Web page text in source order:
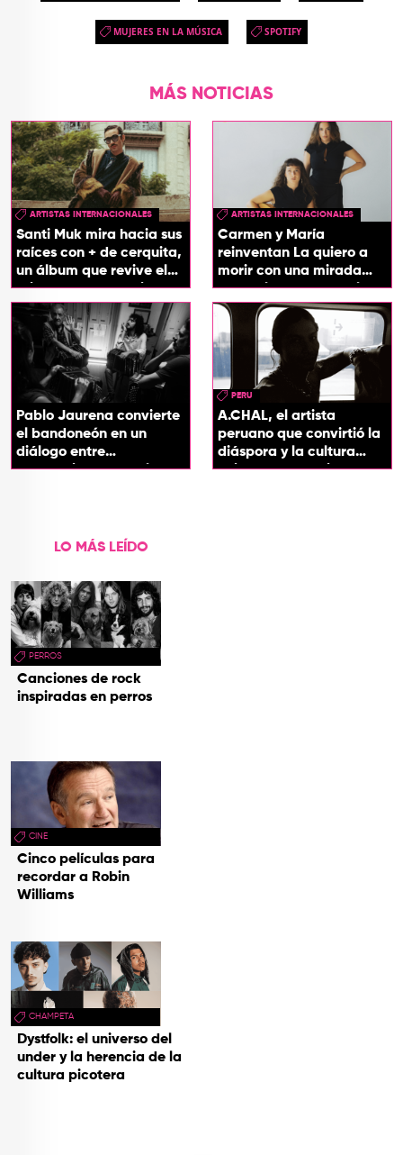
MUJERES EN LA MÚSICA SPOTIFY
MÁS NOTICIAS
ARTISTAS INTERNACIONALES
Santi Muk mira hacia sus
raíces con + de cerquita,
un álbum que revive el
origen de sus canciones
ARTISTAS INTERNACIONALES
Carmen y María
reinventan La quiero a
morir con una mirada
entre el flamenco y el
soul
Pablo Jaurena convierte
el bandoneón en un
diálogo entre
generaciones con el
PERU
A.CHAL, el artista
peruano que convirtió la
diáspora y la cultura
chicha en su sonido
LO MÁS LEÍDO
PERROS
Canciones de rock
inspiradas en perros
CINE
Cinco películas para
recordar a Robin
Williams
CHAMPETA
Dystfolk: el universo del
under y la herencia de la
cultura picotera